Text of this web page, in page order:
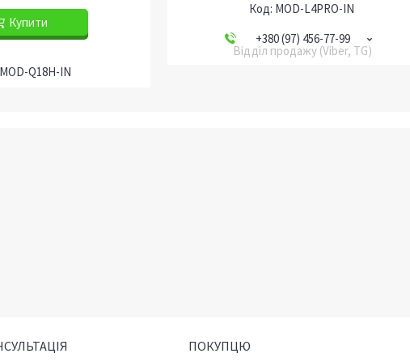
Купити
MOD-Q18H-IN
MOD-L4PRO-IN
+380 (97) 456-77-99
Відділ продажу (Viber, TG)
ПОКУПЦЮ